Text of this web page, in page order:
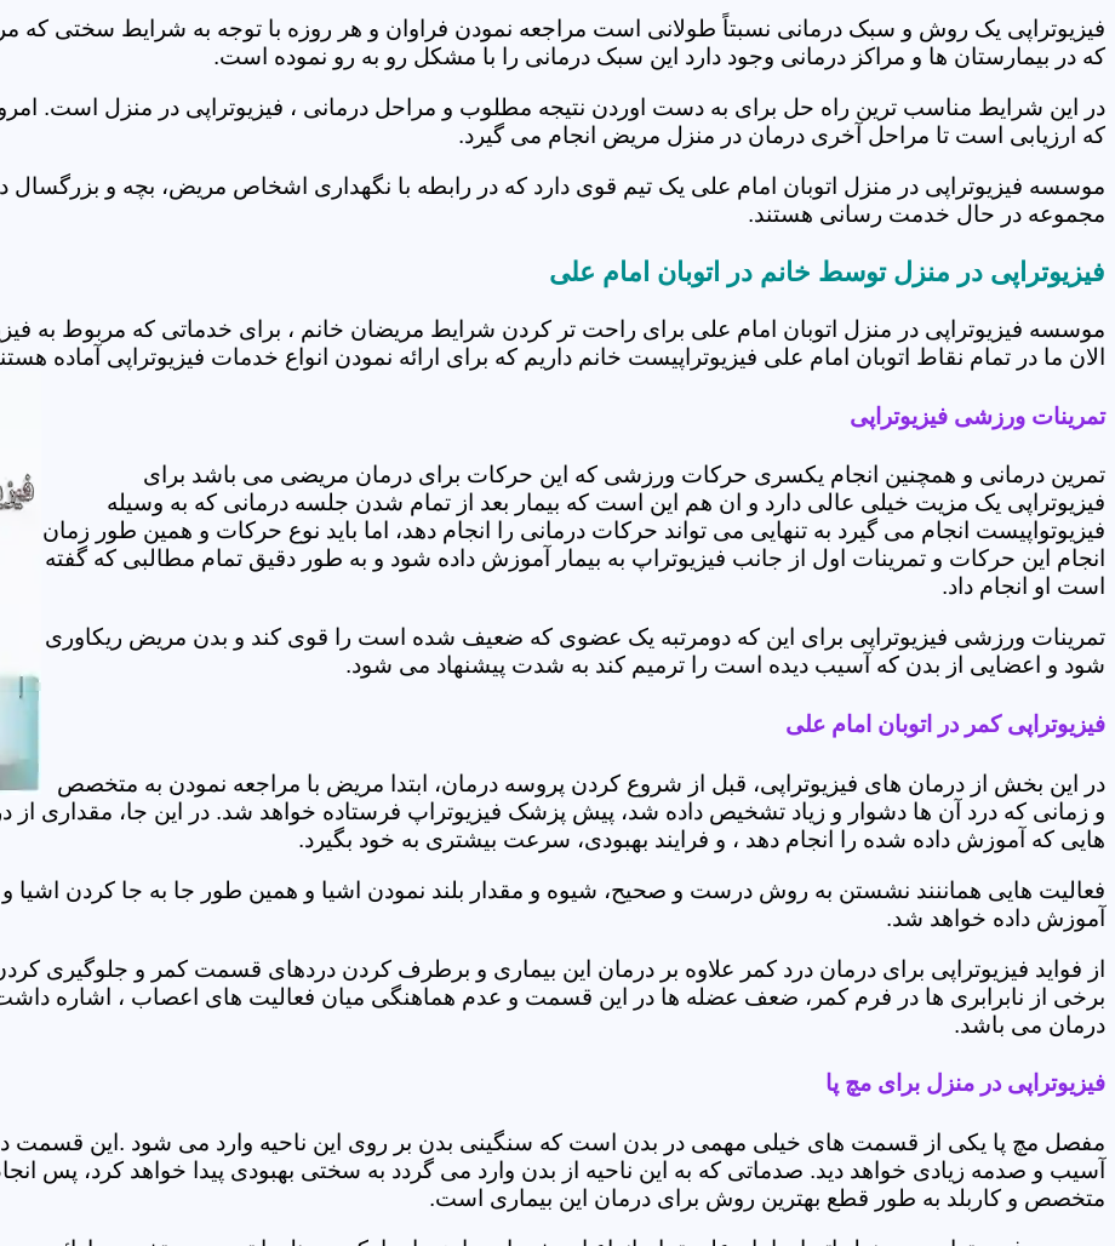
فیزیوتراپی یک روش و سبک درمانی نسبتاً طولانی است مراجعه نمودن فراوان و هر روزه با توجه به شرایط سختی
که در بیمارستان ها و مراکز درمانی وجود دارد این سبک درمانی را با مشکل رو به رو نموده است.
در این شرایط مناسب ترین راه حل برای به دست اوردن نتیجه مطلوب و مراحل درمانی ، فیزیوتراپی در منزل است.
که ارزیابی است تا مراحل آخری درمان در منزل مریض انجام می گیرد.
موسسه فیزیوتراپی در منزل اتوبان امام علی یک تیم قوی دارد که در رابطه با نگهداری اشخاص مریض، بچه و بزرگسال
مجموعه در حال خدمت رسانی هستند.
فیزیوتراپی در منزل توسط خانم در اتوبان امام علی
موسسه فیزیوتراپی در منزل اتوبان امام علی برای راحت تر کردن شرایط مریضان خانم ، برای خدماتی که مربوط به
الان ما در تمام نقاط اتوبان امام علی فیزیوتراپیست خانم داریم که برای ارائه نمودن انواع خدمات فیزیوتراپی آماده
تمرینات ورزشی فیزیوتراپی
تمرین درمانی و همچنین انجام یکسری حرکات ورزشی که این حرکات برای درمان مریضی می باشد برای
فیزیوتراپی یک مزیت خیلی عالی دارد و ان هم این است که بیمار بعد از تمام شدن جلسه درمانی که به وسیله
فیزیوتواپیست انجام می گیرد به تنهایی می تواند حرکات درمانی را انجام دهد، اما باید نوع حرکات و همین طور زمان
انجام این حرکات و تمرینات اول از جانب فیزیوتراپ به بیمار آموزش داده شود و به طور دقیق تمام مطالبی که گفته
است او انجام داد.
تمرینات ورزشی فیزیوتراپی برای این که دومرتبه یک عضوی که ضعیف شده است را قوی کند و بدن مریض ریکاوری
شود و اعضایی از بدن که آسیب دیده است را ترمیم کند به شدت پیشنهاد می شود.
فیزیوتراپی کمر در اتوبان امام علی
در این بخش از درمان های فیزیوتراپی، قبل از شروع کردن پروسه درمان، ابتدا مریض با مراجعه نمودن به متخصص
و زمانی که درد آن ها دشوار و زیاد تشخیص داده شد، پیش پزشک فیزیوتراپ فرستاده خواهد شد. در این جا، مقداری
هایی که آموزش داده شده را انجام دهد ، و فرایند بهبودی، سرعت بیشتری به خود بگیرد.
فعالیت هایی هماننند نشستن به روش درست و صحیح، شیوه و مقدار بلند نمودن اشیا و همین طور جا به جا کردن اشیا
آموزش داده خواهد شد.
از فواید فیزیوتراپی برای درمان درد کمر علاوه بر درمان این بیماری و برطرف کردن دردهای قسمت کمر و جلوگیری
برخی از نابرابری ها در فرم کمر، ضعف عضله ها در این قسمت و عدم هماهنگی میان فعالیت های اعصاب ، اشاره
درمان می باشد.
فیزیوتراپی در منزل برای مچ پا
مفصل مچ پا یکی از قسمت های خیلی مهمی در بدن است که سنگینی بدن بر روی این ناحیه وارد می شود .این قسمت در
آسیب و صدمه زیادی خواهد دید. صدماتی که به این ناحیه از بدن وارد می گردد به سختی بهبودی پیدا خواهد کرد، پس
متخصص و کاربلد به طور قطع بهترین روش برای درمان این بیماری است.